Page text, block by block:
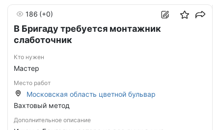
В Бригаду требуется монтажник
слаботочник
186 (+0)
Кто нужен
Мастер
Место работ
Московская область цветной бульвар
Вахтовый метод
Дополнительное описание